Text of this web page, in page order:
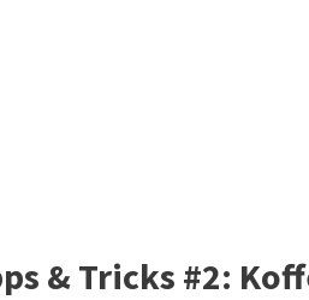
& Tricks #2: